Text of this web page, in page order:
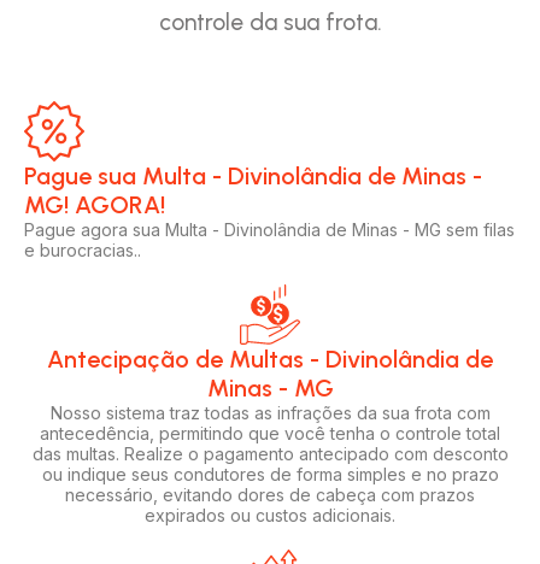
controle da sua frota.
Pague sua Multa - Divinolândia de Minas -
MG! AGORA!​
Pague agora sua Multa - Divinolândia de Minas - MG sem filas
e burocracias..
Antecipação de Multas - Divinolândia de
Minas - MG
Nosso sistema traz todas as infrações da sua frota com
antecedência, permitindo que você tenha o controle total
das multas. Realize o pagamento antecipado com desconto
ou indique seus condutores de forma simples e no prazo
necessário, evitando dores de cabeça com prazos
expirados ou custos adicionais.